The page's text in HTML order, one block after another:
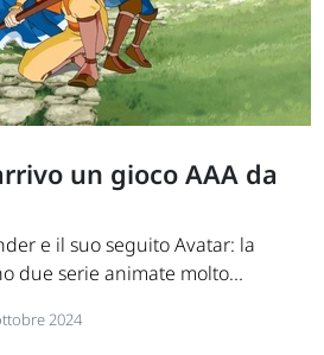
un gioco AAA da
e il suo seguito Avatar: la
due serie animate molto...
2024